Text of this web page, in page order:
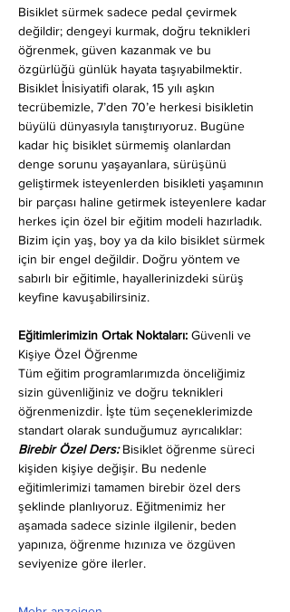
Bisiklet sürmek sadece pedal çevirmek
değildir; dengeyi kurmak, doğru teknikleri
öğrenmek, güven kazanmak ve bu
özgürlüğü günlük hayata taşıyabilmektir.
Bisiklet İnisiyatifi olarak, 15 yılı aşkın
tecrübemizle, 7’den 70’e herkesi bisikletin
büyülü dünyasıyla tanıştırıyoruz. Bugüne
kadar hiç bisiklet sürmemiş olanlardan
denge sorunu yaşayanlara, sürüşünü
geliştirmek isteyenlerden bisikleti yaşamının
bir parçası haline getirmek isteyenlere kadar
herkes için özel bir eğitim modeli hazırladık.
Bizim için yaş, boy ya da kilo bisiklet sürmek
için bir engel değildir. Doğru yöntem ve
sabırlı bir eğitimle, hayallerinizdeki sürüş
keyfine kavuşabilirsiniz.
Eğitimlerimizin Ortak Noktaları: Güvenli ve
Kişiye Özel Öğrenme
Tüm eğitim programlarımızda önceliğimiz
sizin güvenliğiniz ve doğru teknikleri
öğrenmenizdir. İşte tüm seçeneklerimizde
standart olarak sunduğumuz ayrıcalıklar:
Birebir Özel Ders: Bisiklet öğrenme süreci
kişiden kişiye değişir. Bu nedenle
eğitimlerimizi tamamen birebir özel ders
şeklinde planlıyoruz. Eğitmenimiz her
aşamada sadece sizinle ilgilenir, beden
yapınıza, öğrenme hızınıza ve özgüven
seviyenize göre ilerler.